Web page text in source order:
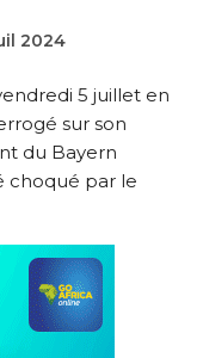
2024
5 juillet en
sur son
du Bayern
choqué par le